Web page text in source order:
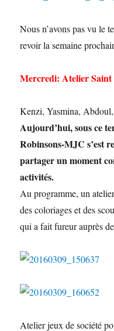
Nous n’avons pas vu le
revoir la semaine
Mercredi: Atelier
Kenzi, Yasmina,
Aujourd’hui, sous ce
Robinsons-MJC s’est
partager un moment
activités.
Au programme, un
des coloriages et des
qui a fait fureur auprès
Atelier jeux de société